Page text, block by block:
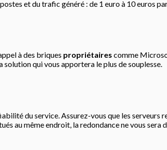
et du trafic généré : de 1 euro à 10 euros
à des briques propriétaires comme
qui vous apportera le plus de souplesse.
du service. Assurez-vous que les serveurs
au même endroit, la redondance ne vous sera